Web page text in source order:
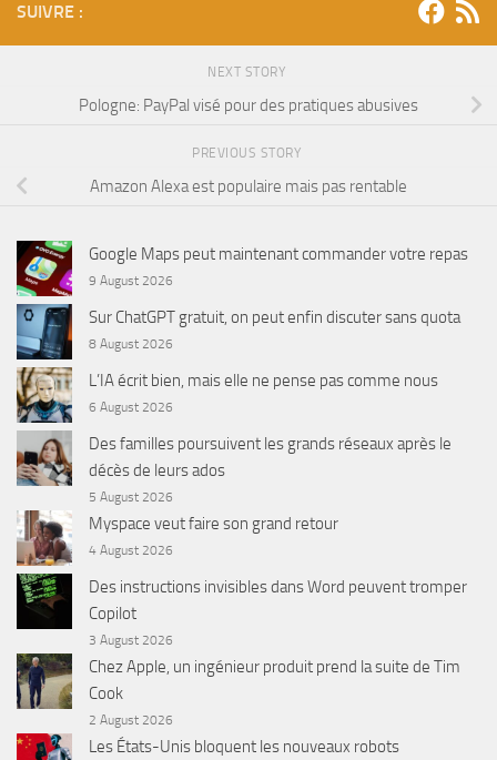
SUIVRE :
NEXT STORY
Pologne: PayPal visé pour des pratiques abusives
PREVIOUS STORY
Amazon Alexa est populaire mais pas rentable
Google Maps peut maintenant commander votre repas
9 August 2026
Sur ChatGPT gratuit, on peut enfin discuter sans quota
8 August 2026
L’IA écrit bien, mais elle ne pense pas comme nous
6 August 2026
Des familles poursuivent les grands réseaux après le
décès de leurs ados
5 August 2026
Myspace veut faire son grand retour
4 August 2026
Des instructions invisibles dans Word peuvent tromper
Copilot
3 August 2026
Chez Apple, un ingénieur produit prend la suite de Tim
Cook
2 August 2026
Les États-Unis bloquent les nouveaux robots